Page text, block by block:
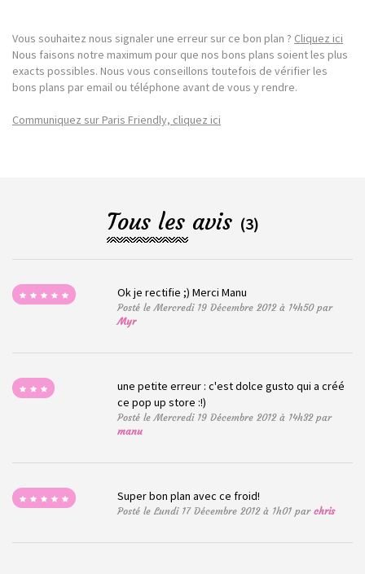
Vous souhaitez nous signaler une erreur sur ce bon plan ? Cliquez ici
Nous faisons notre maximum pour que nos bons plans soient les plus
exacts possibles. Nous vous conseillons toutefois de vérifier les
bons plans par email ou téléphone avant de vous y rendre.
Communiquez sur Paris Friendly, cliquez ici
Tous les avis (3)
Ok je rectifie ;) Merci Manu
Posté le Mercredi 19 Décembre 2012 à 14h50 par
Myr
une petite erreur : c'est dolce gusto qui a créé
ce pop up store :!)
Posté le Mercredi 19 Décembre 2012 à 14h32 par
manu
Super bon plan avec ce froid!
Posté le Lundi 17 Décembre 2012 à 1h01 parchris